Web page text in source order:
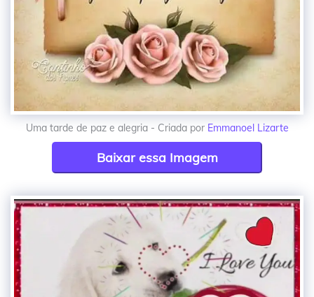
Uma tarde de paz e alegria - Criada por Emmanoel Lizarte
Baixar essa Imagem